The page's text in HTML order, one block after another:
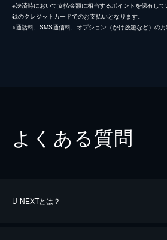
※決済時において支払金額に相当するポイントを保有し
録のクレジットカードでのお支払いとなります。
※通話料、SMS通信料、オプション（かけ放題など）の月
よくある質問
U-NEXTとは？